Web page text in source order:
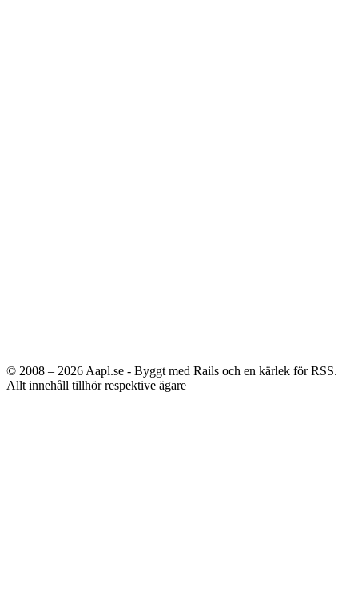
© 2008 – 2026 Aapl.se - Byggt med Rails och en kärlek för RSS.
Allt innehåll tillhör respektive ägare